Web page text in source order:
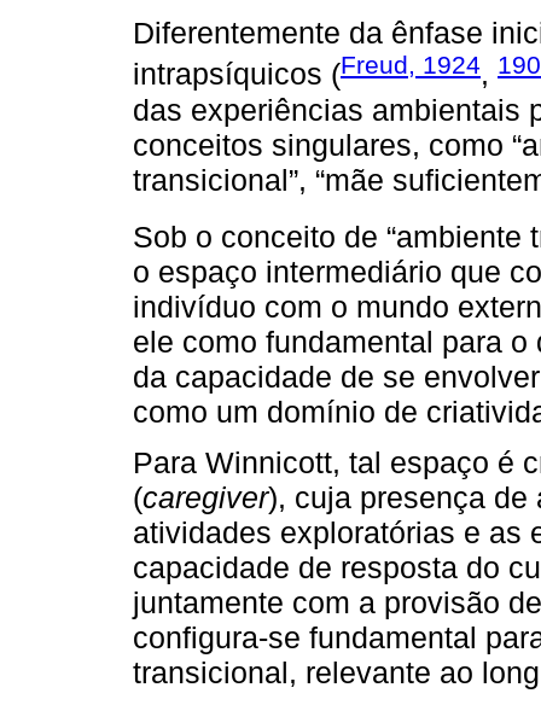
Diferentemente da ênfase
intrapsíquicos (Freud, 1924,
das experiências ambientais
conceitos singulares, como
transicional”, “mãe
Sob o conceito de “ambiente
o espaço intermediário que
indivíduo com o mundo
ele como fundamental para
da capacidade de se
como um domínio de
Para Winnicott, tal espaço é
(caregiver), cuja presença de
atividades exploratórias e as
capacidade de resposta do
juntamente com a provisão
configura-se fundamental
transicional, relevante ao